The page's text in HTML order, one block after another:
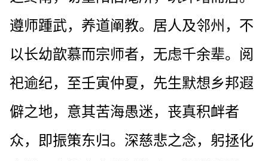
遵师踵武，养道阐教。居人及邻州，不
以长幼歆慕而宗师者，无虑千余辈。阅
祀逾纪，至壬寅仲夏，先生默想乡邦遐
僻之地，意其苦海愚迷，丧真积衅者
众，即振策东归。深慈悲之念，躬拯化